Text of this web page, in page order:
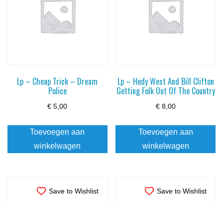
Lp – Cheap Trick – Dream
Police
€ 5,00
Toevoegen aan
winkelwagen
Lp – Hedy West And Bill Clifton
Getting Folk Out Of The Country
€8,00
Toevoegen aan
winkelwagen
Save to Wishlist Save to Wishlist